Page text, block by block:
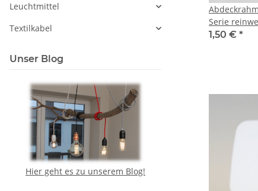
Serie
1,50 € *
Leuchtmittel
Textilkabel
Unser Blog
Hier geht es zu unserem Blog!